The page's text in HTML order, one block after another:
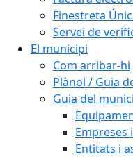
Finestreta
Servei de
El municipi
Com arribar-hi
Plànol / Guia
Guia del
Empreses
Entitats i